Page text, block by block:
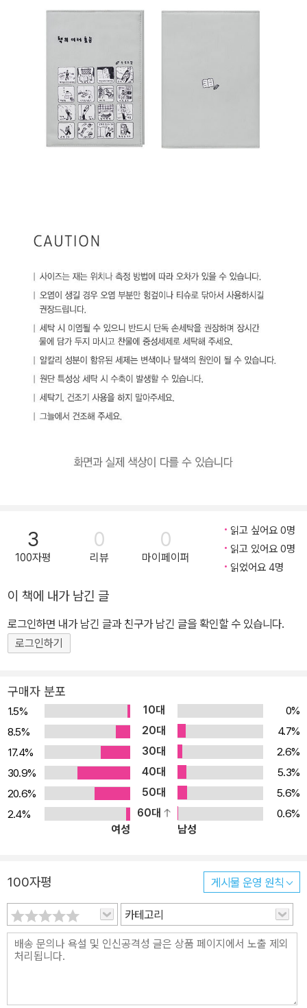
3
100자평
0
리뷰
0
마이페이퍼
읽고 싶어요 0명
읽고 있어요 0명
읽었어요 4명
이 책에 내가 남긴 글
로그인하면 내가 남긴 글과 친구가 남긴 글을 확인할 수 있습니다.
로그인하기
구매자 분포
1.5% 10대
0%
8.5%
20대
4.7%
17.4%
30대
2.6%
30.9%
40대
5.3%
20.6%
50대
5.6%
2.4%
60대
0.6%
여성
남성
100자평 게시물 운영 원칙
카테고리